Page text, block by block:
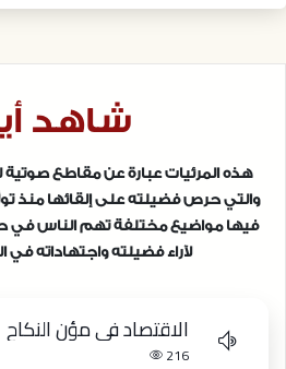
شاهد
هذه المرئيات عبارة عن مقاطع صوتية
والتي حرص فضيلته على إلقائها منذ
فيها مواضيع مختلفة تهم الناس في
لآراء فضيلته واجتهاداته في
الاقتصاد في مؤن النكاح
216